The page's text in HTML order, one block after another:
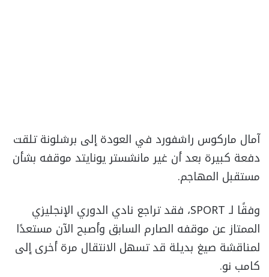
آمال ماركوس راشفورد في العودة إلى برشلونة تلقت
دفعة كبيرة بعد أن غير مانشستر يونايتد موقفه بشأن
مستقبل المهاجم.
وفقًا لـ SPORT، فقد تراجع نادي الدوري الإنجليزي
الممتاز عن موقفه الصارم السابق وأصبح الآن مستعدًا
لمناقشة صيغ بديلة قد تسهل الانتقال مرة أخرى إلى
كامب نو.